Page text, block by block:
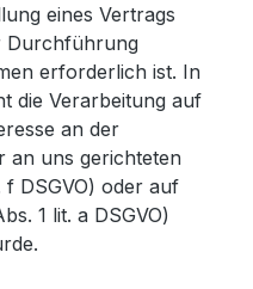
eines Vertrags
Durchführung
erforderlich ist. In
die Verarbeitung auf
an der
an uns gerichteten
DSGVO) oder auf
1 lit. a DSGVO)